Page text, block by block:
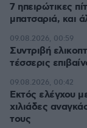
7 ηπειρώτικες
μπατσαριά, και
Συντριβή
τέσσερις
09.08.2026, 00:59
Εκτός ελέγχου
χιλιάδες
τους
09.08.2026, 00:42